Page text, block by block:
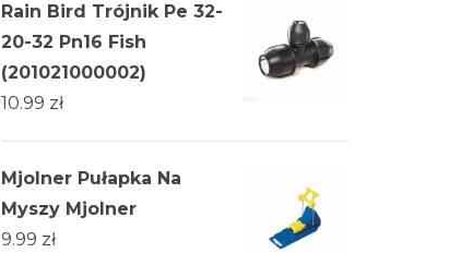
Rain Bird Trójnik Pe 32-
20-32 Pn16 Fish
(201021000002)
10.99 zł
Mjolner Pułapka Na
Myszy Mjolner
9.99 zł